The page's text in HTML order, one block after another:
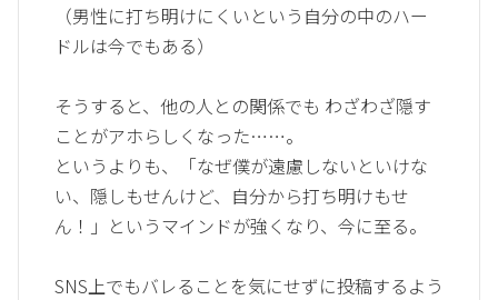
（男性に打ち明けにくいという自分の中のハー
ドルは今でもある）
そうすると、他の人との関係でも わざわざ隠す
ことがアホらしくなった……。
というよりも、「なぜ僕が遠慮しないといけな
い、隠しもせんけど、自分から打ち明けもせ
ん！」というマインドが強くなり、今に至る。
SNS上でもバレることを気にせずに投稿するよう